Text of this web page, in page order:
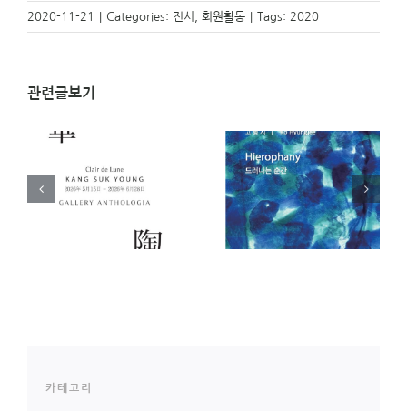
2020-11-21 Categories: 전시 회원활동 Tags: 2020
관련글보기
[전시 안내]
Hierophany 드러나는
순간 _ 고형지 개인전
[전시 안내] 아주 오래
된 오브제전 _ 오은교
(23기) 개인전
카테고리